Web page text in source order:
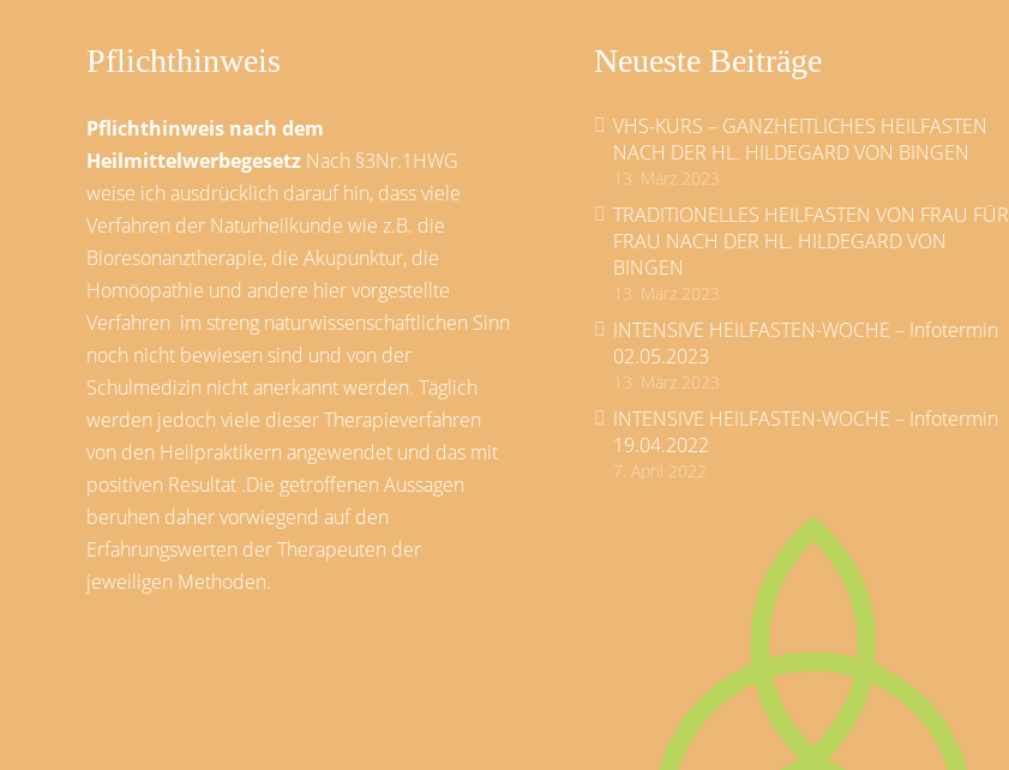
Pflichthinweis
Pflichthinweis nach dem
Heilmittelwerbegesetz Nach §3Nr.1HWG
weise ich ausdrücklich darauf hin, dass viele
Verfahren der Naturheilkunde wie z.B. die
Bioresonanztherapie, die Akupunktur, die
Homöopathie und andere hier vorgestellte
Verfahren im streng naturwissenschaftlichen Sinn
noch nicht bewiesen sind und von der
Schulmedizin nicht anerkannt werden. Täglich
werden jedoch viele dieser Therapieverfahren
von den Heilpraktikern angewendet und das mit
positiven Resultat .Die getroffenen Aussagen
beruhen daher vorwiegend auf den
Erfahrungswerten der Therapeuten der
jeweiligen Methoden.
Neueste Beiträge
VHS-KURS – GANZHEITLICHES HEILFASTEN
NACH DER HL. HILDEGARD VON BINGEN
13. März 2023
TRADITIONELLES HEILFASTEN VON FRAU FÜR
FRAU NACH DER HL. HILDEGARD VON
BINGEN
13. März 2023
INTENSIVE HEILFASTEN-WOCHE – Infotermin
02.05.2023
13. März 2023
INTENSIVE HEILFASTEN-WOCHE – Infotermin
19.04.2022
7. April 2022